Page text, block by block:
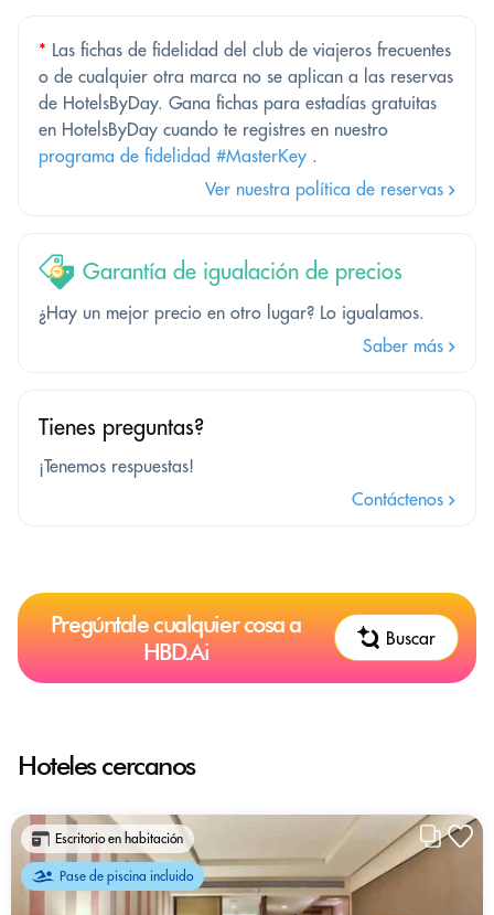
* Las fichas de fidelidad del club de viajeros frecuentes
o de cualquier otra marca no se aplican a las reservas
de HotelsByDay. Gana fichas para estadías gratuitas
en HotelsByDay cuando te registres en nuestro
programa de fidelidad #MasterKey .
Ver nuestra política de reservas
Garantía de igualación de precios
¿Hay un mejor precio en otro lugar? Lo igualamos.
Saber más
Tienes preguntas?
¡Tenemos respuestas!
Contáctenos
Pregúntale cualquier cosa a
HBD.Ai
Buscar
Hoteles cercanos
Escritorio en habitación
Pase de piscina incluido